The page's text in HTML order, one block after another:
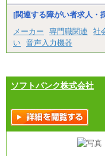
※試用期
中途：
（１）（
月給：
想定年収
・1,090
対象外
（３）
月給：
想定年収
年収例：
・460万
[関連する障がい者求人・
メーカー
専門職関連 社
い 音声入力機器
ソフトバンク株式会社